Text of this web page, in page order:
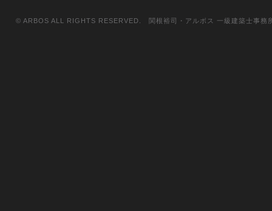
© ARBOS ALL RIGHTS RESERVED. 関根裕司・アルボス 一級建築士事務